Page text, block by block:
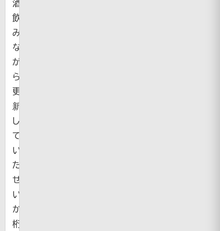
酒
飲
み
な
が
ら
更
新
し
て
い
た
せ
い
か
桁